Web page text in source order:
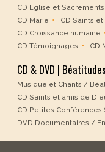
CD Eglise et Sacrements
CD Marie
CD Saints
CD Croissance humaine
CD Témoignages
CD
CD & DVD |
Musique et Chants /
CD Saints et amis de
CD Petites Conférences
DVD Documentaires /